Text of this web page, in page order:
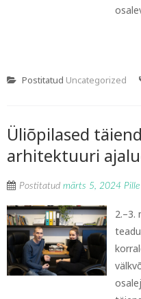
Postitatud Uncategorized
Üliõpilased
arhitektuuri
Postitatud märts 5, 2024
2.–3.